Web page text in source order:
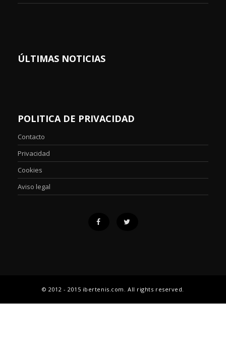
ÚLTIMAS NOTICIAS
POLITICA DE PRIVACIDAD
Contacto
Privacidad
Cookies
Aviso legal
© 2012 - 2015 ibertenis.com. All rights reserved.